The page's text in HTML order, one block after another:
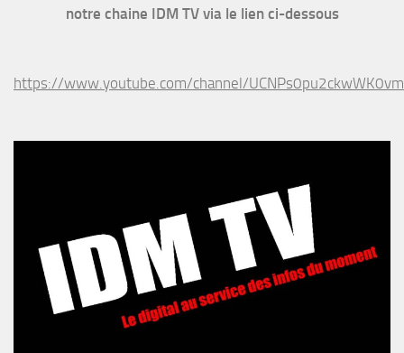
notre chaine IDM TV via le lien ci-dessous
https://www.youtube.com/channel/